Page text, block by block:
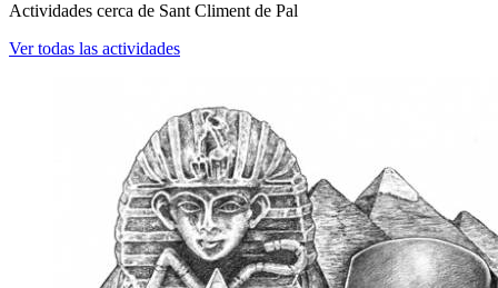
Actividades cerca de Sant Climent de Pal
Ver todas las actividades